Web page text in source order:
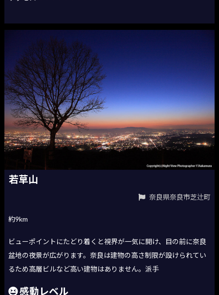
若草山
奈良県奈良市芝辻町
約9km
ビューポイントにたどり着くと視界が一気に開け、目の前に奈良
盆地の夜景が広がります。奈良は建物の高さ制限が設けられてい
るため高層ビルなど高い建物はありません。派手
感動レベル